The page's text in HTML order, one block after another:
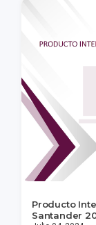
Producto
Santander